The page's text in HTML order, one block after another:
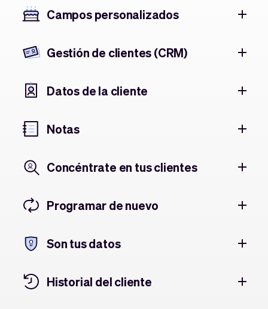
Campos personalizados
Gestión de clientes (CRM)
Datos de la cliente
Notas
Concéntrate en tus clientes
Programar de nuevo
Son tus datos
Historial del cliente